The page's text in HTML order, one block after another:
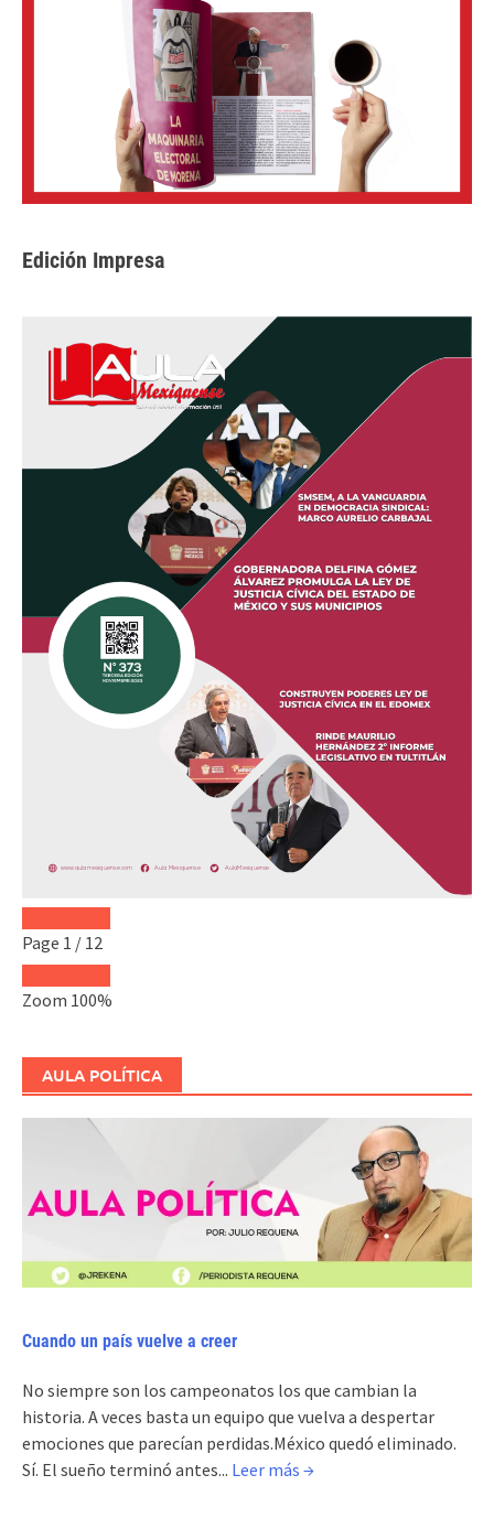
Edición Impresa
Page 1 / 12
Zoom 100%
AULA POLÍTICA
Cuando un país vuelve a creer
No siempre son los campeonatos los que cambian la
historia. A veces basta un equipo que vuelva a despertar
emociones que parecían perdidas.México quedó eliminado.
Sí. El sueño terminó antes... Leer más →